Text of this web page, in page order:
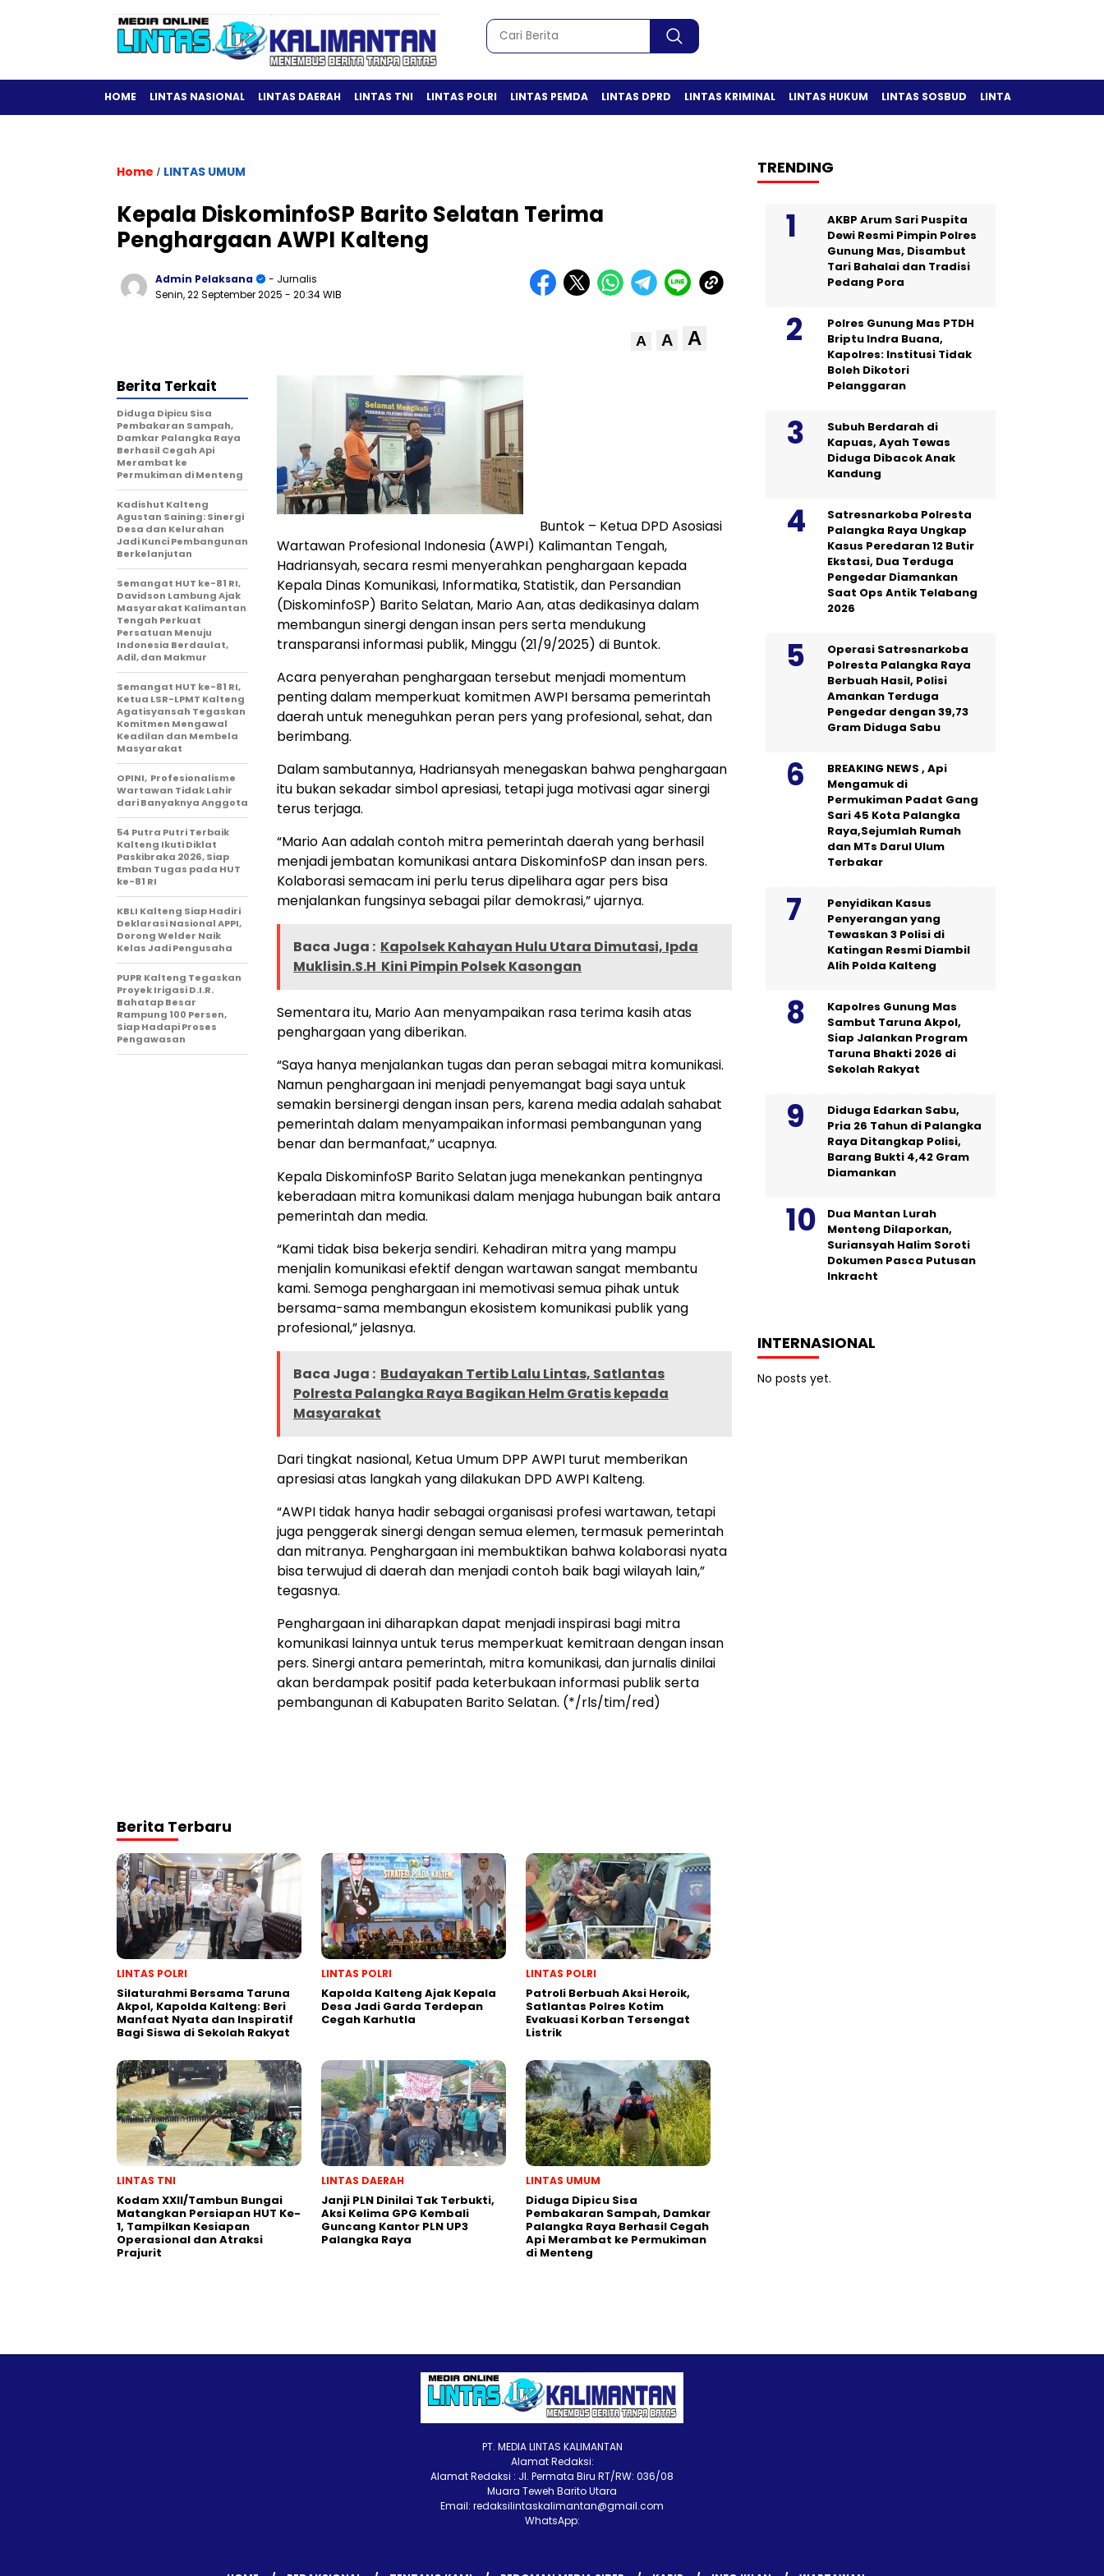
HOME LINTAS NASIONAL LINTAS DAERAH LINTAS TNI LINTAS POLRI LINTAS PEMDA LINTAS DPRD LINTAS KRIMINAL LINTAS HUKUM LINTAS SOSBUD LINTAS OLAH RAGA
Home / LINTAS UMUM
Kepala DiskominfoSP Barito Selatan Terima
Penghargaan AWPI Kalteng
Admin Pelaksana
- Jurnalis
Senin, 22 September 2025 - 20:34 WIB
A A A
Buntok – Ketua DPD Asosiasi
Wartawan Profesional Indonesia (AWPI) Kalimantan Tengah,
Hadriansyah, secara resmi menyerahkan penghargaan kepada
Kepala Dinas Komunikasi, Informatika, Statistik, dan Persandian
(DiskominfoSP) Barito Selatan, Mario Aan, atas dedikasinya dalam
membangun sinergi dengan insan pers serta mendukung
transparansi informasi publik, Minggu (21/9/2025) di Buntok.
Acara penyerahan penghargaan tersebut menjadi momentum
penting dalam memperkuat komitmen AWPI bersama pemerintah
daerah untuk meneguhkan peran pers yang profesional, sehat, dan
berimbang.
Dalam sambutannya, Hadriansyah menegaskan bahwa penghargaan
itu bukan sekadar simbol apresiasi, tetapi juga motivasi agar sinergi
terus terjaga.
“Mario Aan adalah contoh mitra pemerintah daerah yang berhasil
menjadi jembatan komunikasi antara DiskominfoSP dan insan pers.
Kolaborasi semacam ini perlu terus dipelihara agar pers bisa
menjalankan fungsinya sebagai pilar demokrasi,” ujarnya.
Baca Juga : Kapolsek Kahayan Hulu Utara Dimutasi, Ipda
Muklisin.S.H Kini Pimpin Polsek Kasongan
Sementara itu, Mario Aan menyampaikan rasa terima kasih atas
penghargaan yang diberikan.
“Saya hanya menjalankan tugas dan peran sebagai mitra komunikasi.
Namun penghargaan ini menjadi penyemangat bagi saya untuk
semakin bersinergi dengan insan pers, karena media adalah sahabat
pemerintah dalam menyampaikan informasi pembangunan yang
benar dan bermanfaat,” ucapnya.
Kepala DiskominfoSP Barito Selatan juga menekankan pentingnya
keberadaan mitra komunikasi dalam menjaga hubungan baik antara
pemerintah dan media.
“Kami tidak bisa bekerja sendiri. Kehadiran mitra yang mampu
menjalin komunikasi efektif dengan wartawan sangat membantu
kami. Semoga penghargaan ini memotivasi semua pihak untuk
bersama-sama membangun ekosistem komunikasi publik yang
profesional,” jelasnya.
Baca Juga : Budayakan Tertib Lalu Lintas, Satlantas
Polresta Palangka Raya Bagikan Helm Gratis kepada
Masyarakat
Dari tingkat nasional, Ketua Umum DPP AWPI turut memberikan
apresiasi atas langkah yang dilakukan DPD AWPI Kalteng.
“AWPI tidak hanya hadir sebagai organisasi profesi wartawan, tetapi
juga penggerak sinergi dengan semua elemen, termasuk pemerintah
dan mitranya. Penghargaan ini membuktikan bahwa kolaborasi nyata
bisa terwujud di daerah dan menjadi contoh baik bagi wilayah lain,”
tegasnya.
Penghargaan ini diharapkan dapat menjadi inspirasi bagi mitra
komunikasi lainnya untuk terus memperkuat kemitraan dengan insan
pers. Sinergi antara pemerintah, mitra komunikasi, dan jurnalis dinilai
akan berdampak positif pada keterbukaan informasi publik serta
pembangunan di Kabupaten Barito Selatan. (*/rls/tim/red)
Berita Terkait
Diduga Dipicu Sisa
Pembakaran Sampah,
Damkar Palangka Raya
Berhasil Cegah Api
Merambat ke
Permukiman di Menteng
Kadishut Kalteng
Agustan Saining: Sinergi
Desa dan Kelurahan
Jadi Kunci Pembangunan
Berkelanjutan
Semangat HUT ke-81 RI,
Davidson Lambung Ajak
Masyarakat Kalimantan
Tengah Perkuat
Persatuan Menuju
Indonesia Berdaulat,
Adil, dan Makmur
Semangat HUT ke-81 RI,
Ketua LSR-LPMT Kalteng
Agatisyansah Tegaskan
Komitmen Mengawal
Keadilan dan Membela
Masyarakat
OPINI, Profesionalisme
Wartawan Tidak Lahir
dari Banyaknya Anggota
54 Putra Putri Terbaik
Kalteng Ikuti Diklat
Paskibraka 2026, Siap
Emban Tugas pada HUT
ke-81 RI
KBLI Kalteng Siap Hadiri
Deklarasi Nasional APPI,
Dorong Welder Naik
Kelas Jadi Pengusaha
PUPR Kalteng Tegaskan
Proyek Irigasi D.I.R.
Bahatap Besar
Rampung 100 Persen,
Siap Hadapi Proses
Pengawasan
Berita Terbaru
LINTAS POLRI
Silaturahmi Bersama Taruna
Akpol, Kapolda Kalteng: Beri
Manfaat Nyata dan Inspiratif
Bagi Siswa di Sekolah Rakyat
LINTAS POLRI
Kapolda Kalteng Ajak Kepala
Desa Jadi Garda Terdepan
Cegah Karhutla
LINTAS POLRI
Patroli Berbuah Aksi Heroik,
Satlantas Polres Kotim
Evakuasi Korban Tersengat
Listrik
LINTAS TNI
Kodam XXII/Tambun Bungai
Matangkan Persiapan HUT Ke-
1, Tampilkan Kesiapan
Operasional dan Atraksi
Prajurit
LINTAS DAERAH
Janji PLN Dinilai Tak Terbukti,
Aksi Kelima GPG Kembali
Guncang Kantor PLN UP3
Palangka Raya
LINTAS UMUM
Diduga Dipicu Sisa
Pembakaran Sampah, Damkar
Palangka Raya Berhasil Cegah
Api Merambat ke Permukiman
di Menteng
TRENDING
AKBP Arum Sari Puspita
Dewi Resmi Pimpin Polres
Gunung Mas, Disambut
Tari Bahalai dan Tradisi
Pedang Pora
Polres Gunung Mas PTDH
Briptu Indra Buana,
Kapolres: Institusi Tidak
Boleh Dikotori
Pelanggaran
Subuh Berdarah di
Kapuas, Ayah Tewas
Diduga Dibacok Anak
Kandung
Satresnarkoba Polresta
Palangka Raya Ungkap
Kasus Peredaran 12 Butir
Ekstasi, Dua Terduga
Pengedar Diamankan
Saat Ops Antik Telabang
2026
Operasi Satresnarkoba
Polresta Palangka Raya
Berbuah Hasil, Polisi
Amankan Terduga
Pengedar dengan 39,73
Gram Diduga Sabu
BREAKING NEWS , Api
Mengamuk di
Permukiman Padat Gang
Sari 45 Kota Palangka
Raya,Sejumlah Rumah
dan MTs Darul Ulum
Terbakar
Penyidikan Kasus
Penyerangan yang
Tewaskan 3 Polisi di
Katingan Resmi Diambil
Alih Polda Kalteng
Kapolres Gunung Mas
Sambut Taruna Akpol,
Siap Jalankan Program
Taruna Bhakti 2026 di
Sekolah Rakyat
Diduga Edarkan Sabu,
Pria 26 Tahun di Palangka
Raya Ditangkap Polisi,
Barang Bukti 4,42 Gram
Diamankan
Dua Mantan Lurah
Menteng Dilaporkan,
Suriansyah Halim Soroti
Dokumen Pasca Putusan
Inkracht
INTERNASIONAL
No posts yet.
PT. MEDIA LINTAS KALIMANTAN
Alamat Redaksi:
Alamat Redaksi : Jl. Permata Biru RT/RW: 036/08
Muara Teweh Barito Utara
Email: redaksilintaskalimantan@gmail.com
WhatsApp: